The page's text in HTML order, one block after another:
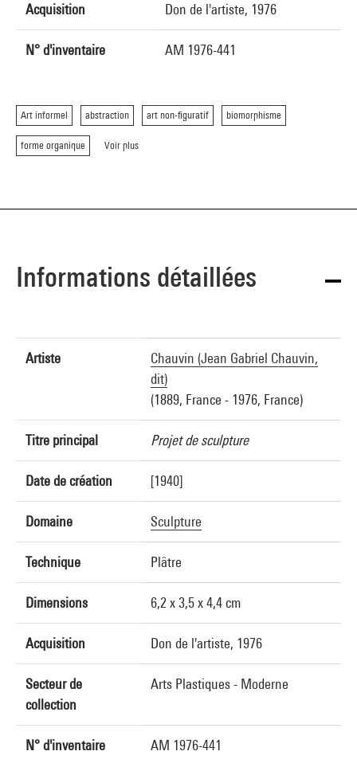
Acquisition Don de l'artiste, 1976
N° d'inventaire AM 1976-441
Art informel abstraction art non-figuratif biomorphisme
forme organique Voir plus
Informations détaillées
Artiste
Chauvin (Jean Gabriel Chauvin,
dit)
(1889, France - 1976, France)
Titre principal Projet de sculpture
Date de création [1940]
Domaine Sculpture
Technique Plâtre
Dimensions 6,2 x 3,5 x 4,4 cm
Acquisition Don de l'artiste, 1976
Secteur de
collection
Arts Plastiques - Moderne
N° d'inventaire AM 1976-441